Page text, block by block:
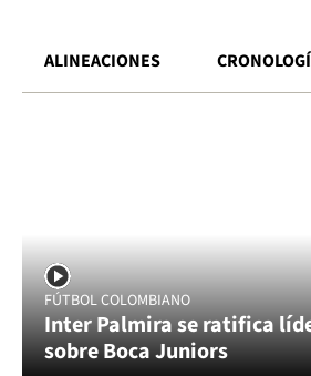
ALINEACIONES
FÚTBOL COLOMBIANO
Inter Palmira se ratifica
sobre Boca Juniors